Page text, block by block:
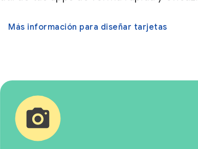
Más información para diseñar tarjetas